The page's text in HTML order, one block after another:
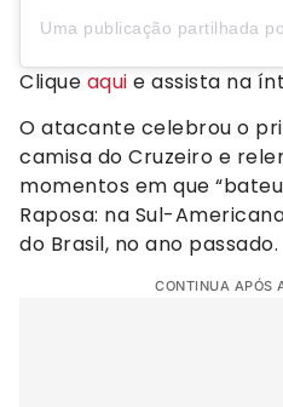
Clique aqui e assista na
O atacante celebrou o
camisa do Cruzeiro e
momentos em que
Raposa: na Sul-
do Brasil, no ano passado.
CONTINUA APÓS